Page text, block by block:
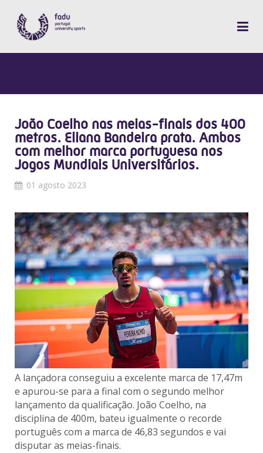
João Coelho nas meias-finais dos 400
metros. Eliana Bandeira prata. Ambos
com melhor marca portuguesa nos
Jogos Mundiais Universitários.
01 agosto 2023
A lançadora conseguiu a excelente marca de 17,47m
e apurou-se para a final com o segundo melhor
lançamento da qualificação. João Coelho, na
disciplina de 400m, bateu igualmente o recorde
português com a marca de 46,83 segundos e vai
disputar as meias-finais.